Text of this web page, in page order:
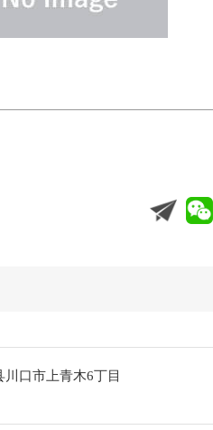
川口市上青木6丁目